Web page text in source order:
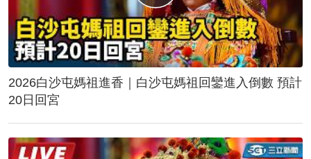
2026白沙屯媽祖進香｜白沙屯媽祖回鑾進入倒數 預計
20日回宮